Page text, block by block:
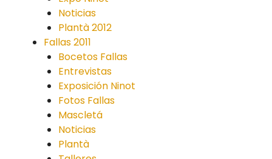
Noticias
Plantà 2012
Fallas 2011
Bocetos Fallas
Entrevistas
Exposición Ninot
Fotos Fallas
Mascletá
Noticias
Plantà